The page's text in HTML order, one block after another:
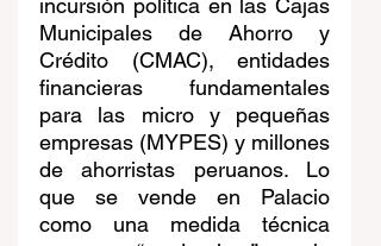
incursión política en las Cajas
Municipales de Ahorro y
Crédito (CMAC), entidades
financieras fundamentales
para las micro y pequeñas
empresas (MYPES) y millones
de ahorristas peruanos. Lo
que se vende en Palacio
como una medida técnica